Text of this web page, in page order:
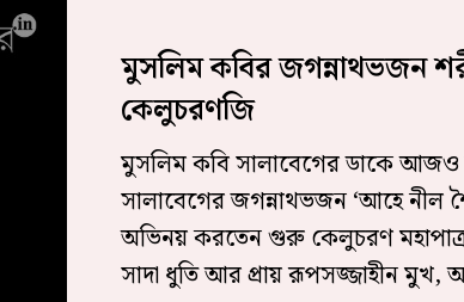
মুসলিম কবির জগন্নাথভজন
কেলুচরণজি
মুসলিম কবি সালাবেগের ডাকে আজও
সালাবেগের জগন্নাথভজন ‘আহে নীল
অভিনয় করতেন গুরু কেলুচরণ
সাদা ধুতি আর প্রায় রূপসজ্জাহীন